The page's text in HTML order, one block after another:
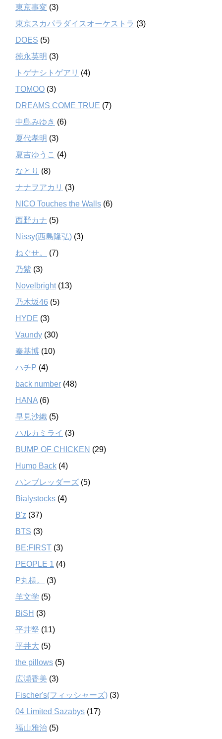
東京事変 (3)
東京スカパラダイスオーケストラ (3)
DOES (5)
徳永英明 (3)
トゲナシトゲアリ (4)
TOMOO (3)
DREAMS COME TRUE (7)
中島みゆき (6)
夏代孝明 (3)
夏吉ゆうこ (4)
なとり (8)
ナナヲアカリ (3)
NICO Touches the Walls (6)
西野カナ (5)
Nissy(西島隆弘) (3)
ねぐせ。
(7)
乃紫 (3)
Novelbright(13)
乃木坂46 (5)
HYDE (3)
Vaundy (30)
秦基博 (10)
ハチP (4)
back number (48)
HANA (6)
早見沙織 (5)
ハルカミライ (3)
BUMP OF CHICKEN (29)
Hump Back (4)
ハンブレッダーズ (5)
Bialystocks (4)
B'z (37)
BTS (3)
BE:FIRST (3)
PEOPLE 1 (4)
P丸様。
(3)
羊文学 (5)
BiSH (3)
平井堅 (11)
平井大 (5)
the pillows (5)
広瀬香美 (3)
Fischer's(フィッシャーズ) (3)
04 Limited Sazabys (17)
福山雅治 (5)